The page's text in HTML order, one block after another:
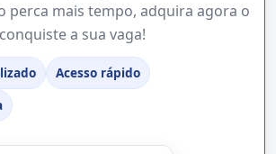
perca mais tempo, adquira agora o
a sua vaga!
Acesso rápido